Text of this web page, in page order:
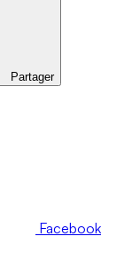
Partager
Facebook